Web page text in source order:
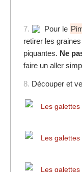
7. Pour le
retirer les
piquantes. Ne
faire un aller
8. Découper et